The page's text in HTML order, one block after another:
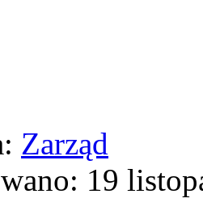
Zarząd
19